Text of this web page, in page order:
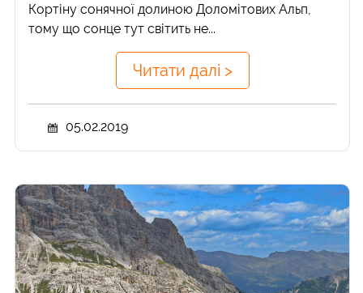
Кортіну сонячної долиною Доломітових Альп,
тому що сонце тут світить не...
Читати далі >
05.02.2019